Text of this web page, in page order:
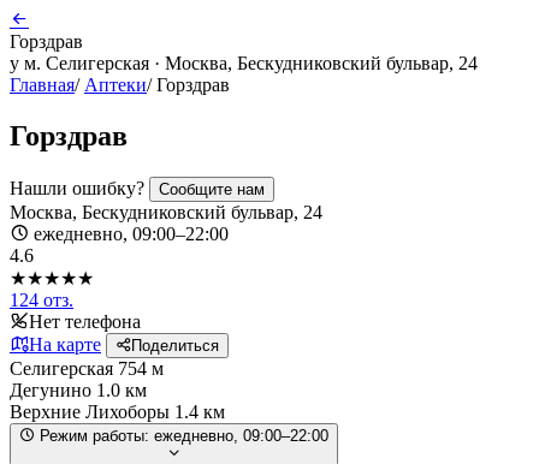
Горздрав
у м. Селигерская · Москва, Бескудниковский бульвар, 24
Главная/ Аптеки/ Горздрав
Горздрав
Нашли ошибку? Сообщите нам
Москва, Бескудниковский бульвар, 24
ежедневно, 09:00–22:00
4.6
★★★★★
124 отз.
Нет телефона
На карте
Поделиться
Селигерская 754 м
Дегунино 1.0 км
Верхние Лихоборы 1.4 км
Режим работы: ежедневно, 09:00–22:00